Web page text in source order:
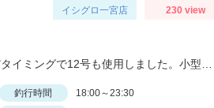
イシグロ一宮店 230 view
釣行時間
18:00～23:30